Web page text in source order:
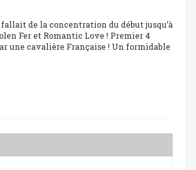
de la concentration du début jusqu’à
Fer et Romantic Love ! Premier 4
une cavalière Française ! Un formidable